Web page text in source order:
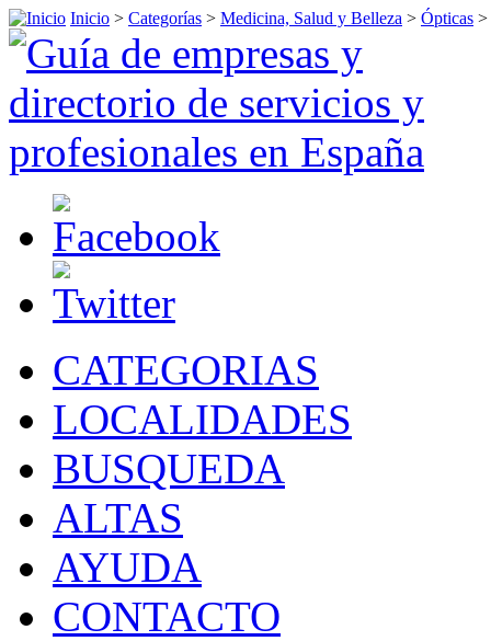
Inicio > Categorías > Medicina, Salud y Belleza > Ópticas >
CATEGORIAS
LOCALIDADES
BUSQUEDA
ALTAS
AYUDA
CONTACTO